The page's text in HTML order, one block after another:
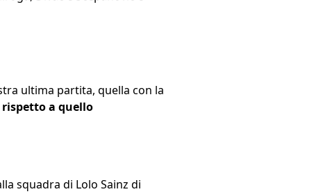
ultima partita, quella con la
a quello
squadra di Lolo Sainz di